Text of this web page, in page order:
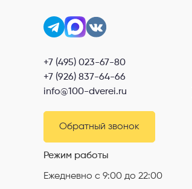
+7 (495) 023-67-80
+7 (926) 837-64-66
info@100-dverei.ru
Обратный звонок
Режим работы
Ежедневно с 9:00 до 22:00